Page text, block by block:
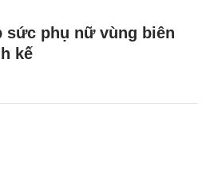
sức phụ nữ vùng biên
kế